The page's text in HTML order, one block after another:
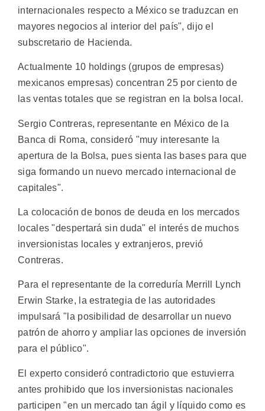
internacionales respecto a México se traduzcan en
mayores negocios al interior del país", dijo el
subscretario de Hacienda.
Actualmente 10 holdings (grupos de empresas)
mexicanos empresas) concentran 25 por ciento de
las ventas totales que se registran en la bolsa local.
Sergio Contreras, representante en México de la
Banca di Roma, consideró "muy interesante la
apertura de la Bolsa, pues sienta las bases para que
siga formando un nuevo mercado internacional de
capitales".
La colocación de bonos de deuda en los mercados
locales "despertará sin duda" el interés de muchos
inversionistas locales y extranjeros, previó
Contreras.
Para el representante de la correduría Merrill Lynch
Erwin Starke, la estrategia de las autoridades
impulsará "la posibilidad de desarrollar un nuevo
patrón de ahorro y ampliar las opciones de inversión
para el público".
El experto consideró contradictorio que estuvierra
antes prohibido que los inversionistas nacionales
participen "en un mercado tan ágil y líquido como es